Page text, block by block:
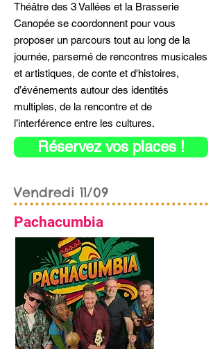
Théâtre des 3 Vallées et la Brasserie
Canopée se coordonnent pour vous
proposer un parcours tout au long de la
journée, parsemé de rencontres musicales
et artistiques, de conte et d'histoires,
d’événements autour des identités
multiples, de la rencontre et de
l’interférence entre les cultures.
Réservez vos places !
Vendredi 11/09
Pachacumbia